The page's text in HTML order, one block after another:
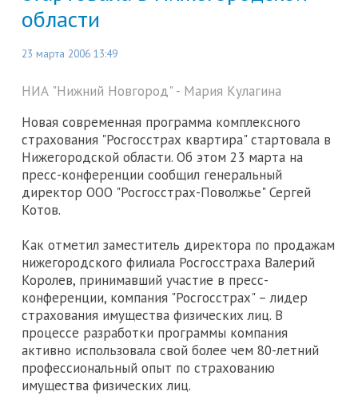
области
23 марта 2006 13:49
НИА "Нижний Новгород" - Мария Кулагина
Новая современная программа комплексного
страхования "Росгосстрах квартира" стартовала в
Нижегородской области. Об этом 23 марта на
пресс-конференции сообщил генеральный
директор ООО "Росгосстрах-Поволжье" Сергей
Котов.
Как отметил заместитель директора по продажам
нижегородского филиала Росгосстраха Валерий
Королев, принимавший участие в пресс-
конференции, компания "Росгосстрах" – лидер
страхования имущества физических лиц. В
процессе разработки программы компания
активно использовала свой более чем 80-летний
профессиональный опыт по страхованию
имущества физических лиц.